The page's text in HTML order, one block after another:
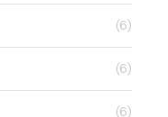
(6)
(6)
(6)